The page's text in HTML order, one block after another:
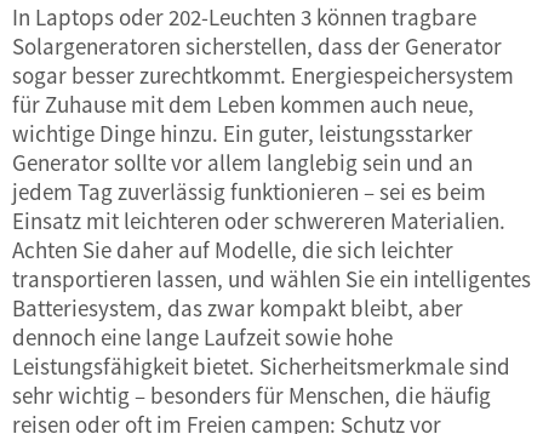
In Laptops oder 202-Leuchten 3 können tragbare
Solargeneratoren sicherstellen, dass der Generator
sogar besser zurechtkommt. Energiespeichersystem
für Zuhause mit dem Leben kommen auch neue,
wichtige Dinge hinzu. Ein guter, leistungsstarker
Generator sollte vor allem langlebig sein und an
jedem Tag zuverlässig funktionieren – sei es beim
Einsatz mit leichteren oder schwereren Materialien.
Achten Sie daher auf Modelle, die sich leichter
transportieren lassen, und wählen Sie ein intelligentes
Batteriesystem, das zwar kompakt bleibt, aber
dennoch eine lange Laufzeit sowie hohe
Leistungsfähigkeit bietet. Sicherheitsmerkmale sind
sehr wichtig – besonders für Menschen, die häufig
reisen oder oft im Freien campen: Schutz vor